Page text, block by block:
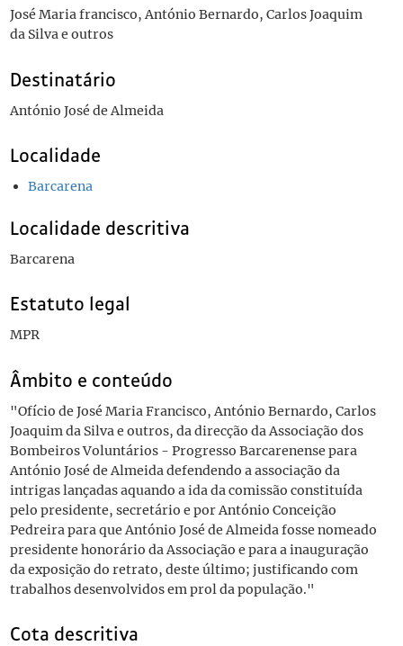
José Maria francisco, António Bernardo, Carlos Joaquim
da Silva e outros
Destinatário
António José de Almeida
Localidade
Barcarena
Localidade descritiva
Barcarena
Estatuto legal
MPR
Âmbito e conteúdo
"Ofício de José Maria Francisco, António Bernardo, Carlos
Joaquim da Silva e outros, da direcção da Associação dos
Bombeiros Voluntários - Progresso Barcarenense para
António José de Almeida defendendo a associação da
intrigas lançadas aquando a ida da comissão constituída
pelo presidente, secretário e por António Conceição
Pedreira para que António José de Almeida fosse nomeado
presidente honorário da Associação e para a inauguração
da exposição do retrato, deste último; justificando com
trabalhos desenvolvidos em prol da população."
Cota descritiva